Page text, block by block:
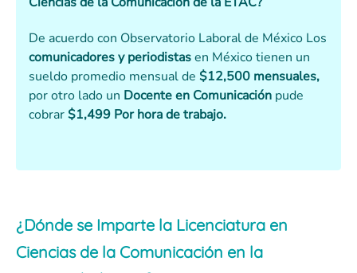
De acuerdo con Observatorio Laboral de México Los
comunicadores y periodistasen México tienen un
sueldo promedio mensual de $12,500 mensuales,
por otro lado un Docente en Comunicación pude
cobrar$1,499 Por hora de trabajo.
¿Dónde se Imparte la Licenciatura en
Ciencias de la Comunicación en la